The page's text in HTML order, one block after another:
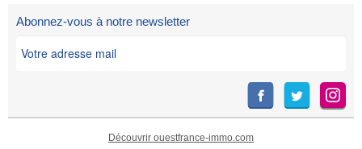
Abonnez-vous à notre newsletter
Découvrir ouestfrance-immo.com